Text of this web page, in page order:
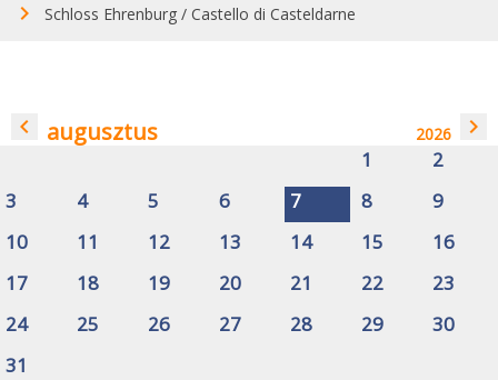
Schloss Ehrenburg / Castello di Casteldarne
navigate_before augusztus 2026 navigate_next
1
2
3
4 5 6 7 8
9
10
11 12 13 14 15
16
17
18 19 20 21 22
23
24
25 26 27 28 29
30
31